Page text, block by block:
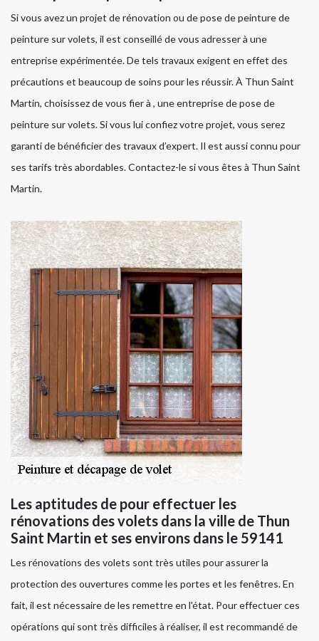
Si vous avez un projet de rénovation ou de pose de peinture de
peinture sur volets, il est conseillé de vous adresser à une
entreprise expérimentée. De tels travaux exigent en effet des
précautions et beaucoup de soins pour les réussir. À Thun Saint
Martin, choisissez de vous fier à , une entreprise de pose de
peinture sur volets. Si vous lui confiez votre projet, vous serez
garanti de bénéficier des travaux d’expert. Il est aussi connu pour
ses tarifs très abordables. Contactez-le si vous êtes à Thun Saint
Martin.
Les aptitudes de pour effectuer les
rénovations des volets dans la ville de Thun
Saint Martin et ses environs dans le 59141
Les rénovations des volets sont très utiles pour assurer la
protection des ouvertures comme les portes et les fenêtres. En
fait, il est nécessaire de les remettre en l'état. Pour effectuer ces
opérations qui sont très difficiles à réaliser, il est recommandé de